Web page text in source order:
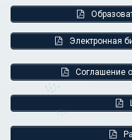
Электронная
Соглашение